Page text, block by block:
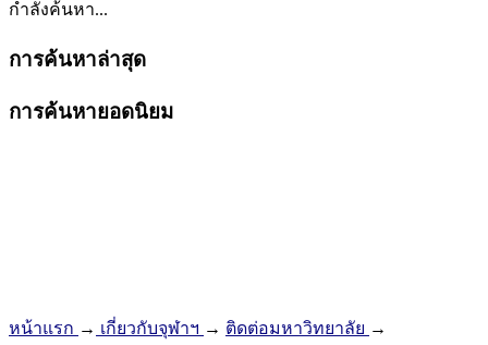
กำลังค้นหา...
การค้นหาล่าสุด
การค้นหายอดนิยม
หน้าแรก → เกี่ยวกับจุฬาฯ → ติดต่อมหาวิทยาลัย →